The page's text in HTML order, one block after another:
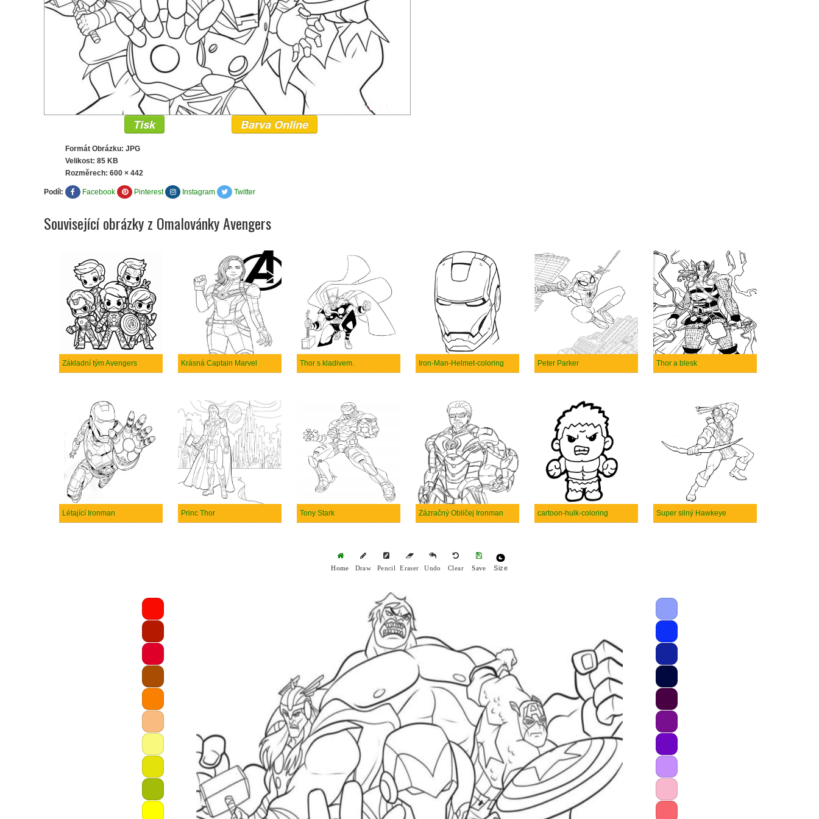
Tisk Barva Online
Formát Obrázku: JPG
Velikost: 85 KB
Rozměrech: 600 × 442
Podíl: Facebook Pinterest Instagram Twitter
Související obrázky z Omalovánky Avengers
Základní tým Avengers Krásná Captain Marvel Thor s kladivem. Iron-Man-Helmet-coloring Peter Parker Thor a blesk
Létající Ironman Princ Thor Tony Stark Zázračný Obličej Ironman cartoon-hulk-coloring Super silný Hawkeye
Home Draw Pencil Eraser Undo Clear Save Size